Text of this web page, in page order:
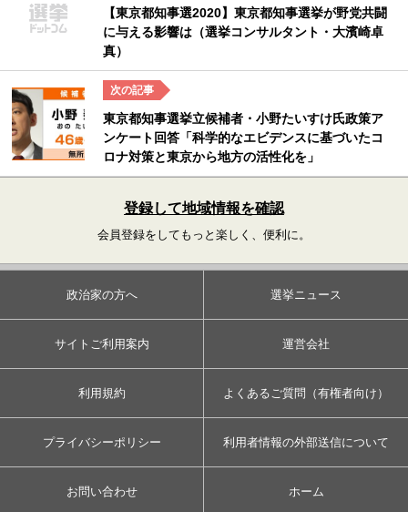
【東京都知事選2020】東京都知事選挙が野党共闘
に与える影響は（選挙コンサルタント・大濱崎卓
真）
東京都知事選挙立候補者・小野たいすけ氏政策ア
ンケート回答「科学的なエビデンスに基づいたコ
ロナ対策と東京から地方の活性化を」
登録して地域情報を確認
会員登録をしてもっと楽しく、便利に。
政治家の方へ 選挙ニュース
サイトご利用案内 運営会社
利用規約 よくあるご質問（有権者向け）
プライバシーポリシー 利用者情報の外部送信について
お問い合わせ ホーム